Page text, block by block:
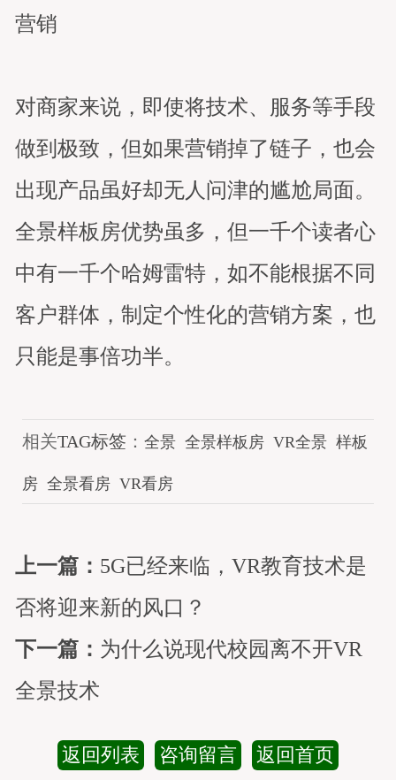
营销
对商家来说，即使将技术、服务等手段
做到极致，但如果营销掉了链子，也会
出现产品虽好却无人问津的尴尬局面。
全景样板房优势虽多，但一千个读者心
中有一千个哈姆雷特，如不能根据不同
客户群体，制定个性化的营销方案，也
只能是事倍功半。
相关TAG标签 ：全景 全景样板房 VR全景 样板
房 全景看房 VR看房
上一篇： 5G已经来临，VR教育技术是
否将迎来新的风口？
下一篇： 为什么说现代校园离不开VR
全景技术
返回列表 咨询留言 返回首页